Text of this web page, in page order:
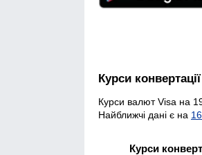
Курси
Курси валют Visa на
Найближчі дані є на
Курси